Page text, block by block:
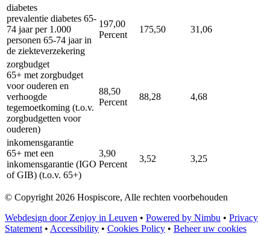
diabetes
prevalentie diabetes 65-
74 jaar per 1.000
personen 65-74 jaar in
de ziekteverzekering
197,00
Percent
175,50 31,06
zorgbudget
65+ met zorgbudget
voor ouderen en
verhoogde
tegemoetkoming (t.o.v.
zorgbudgetten voor
ouderen)
88,50
Percent
88,28 4,68
inkomensgarantie
65+ met een
inkomensgarantie (IGO
of GIB) (t.o.v. 65+)
3,90
Percent
3,52 3,25
© Copyright 2026 Hospiscore, Alle rechten voorbehouden
Webdesign door Zenjoy in Leuven • Powered by Nimbu • Privacy
Statement • Accessibility • Cookies Policy • Beheer uw cookies